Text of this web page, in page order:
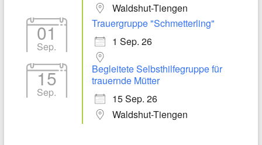
Waldshut-Tiengen
01
Sep.
Trauergruppe "Schmetterling"
1 Sep. 26
15
Sep.
Begleitete Selbsthilfegruppe für
trauernde Mütter
15 Sep. 26
Waldshut-Tiengen